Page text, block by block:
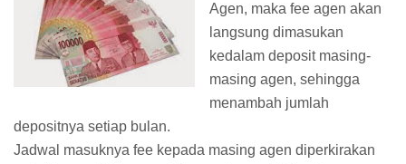
Agen, maka fee agen akan
langsung dimasukan
kedalam deposit masing-
masing agen, sehingga
menambah jumlah
depositnya setiap bulan.
Jadwal masuknya fee kepada masing agen diperkirakan